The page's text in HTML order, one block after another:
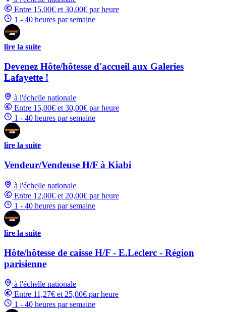
Entre 15,00€ et 30,00€ par heure
1 - 40 heures par semaine
lire la suite
Devenez Hôte/hôtesse d'accueil aux Galeries
Lafayette !
à l'échelle nationale
Entre 15,00€ et 30,00€ par heure
1 - 40 heures par semaine
lire la suite
Vendeur/Vendeuse H/F à Kiabi
à l'échelle nationale
Entre 12,00€ et 20,00€ par heure
1 - 40 heures par semaine
lire la suite
Hôte/hôtesse de caisse H/F - E.Leclerc - Région
parisienne
à l'échelle nationale
Entre 11,27€ et 25,00€ par heure
1 - 40 heures par semaine